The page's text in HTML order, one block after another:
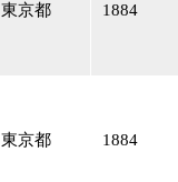
東京都 1884
東京都 1884